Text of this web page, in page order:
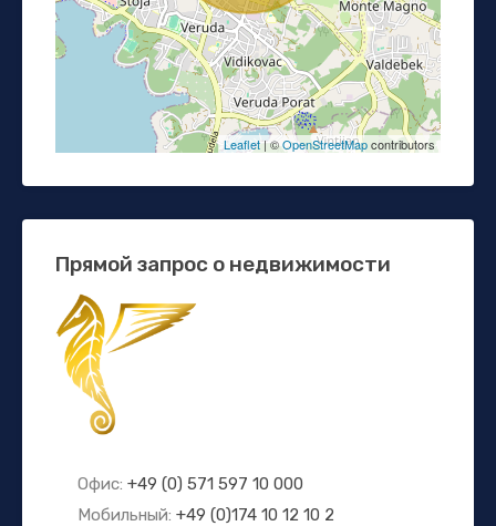
Leaflet| ©OpenStreetMapcontributors
Прямой запрос о недвижимости
Офис: +49 (0) 571 597 10 000
Мобильный: +49 (0)174 10 12 10 2